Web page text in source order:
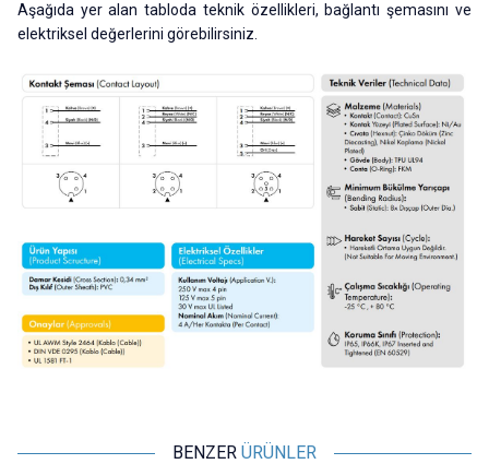
Aşağıda yer alan tabloda teknik özellikleri, bağlantı şemasını ve
elektriksel değerlerini görebilirsiniz.
BENZER ÜRÜNLER